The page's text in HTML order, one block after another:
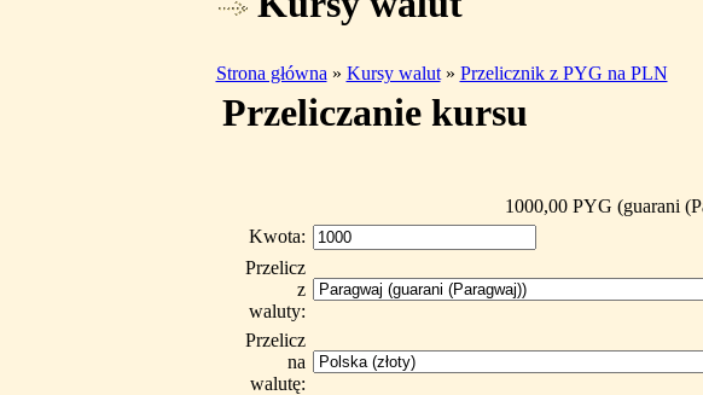
Strona główna » Kursy walut» Przelicznik z PYG na PLN
Przeliczanie kursu
1000,00 PYG (guarani
Kwota:
Przelicz
z
waluty:
Przelicz
na
walutę: